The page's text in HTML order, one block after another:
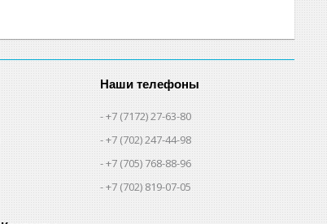
Наши телефоны
+7 (7172) 27-63-80
+7 (702) 247-44-98
+7 (705) 768-88-96
+7 (702) 819-07-05